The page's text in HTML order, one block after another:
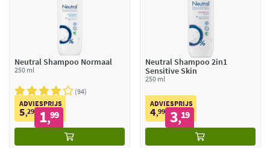
Neutral Shampoo Normaal
250 ml
94
ADVIESPRIJS
5,29 1,99
Neutral Shampoo 2in1
Sensitive Skin
250 ml
ADVIESPRIJS
4,99 3,19